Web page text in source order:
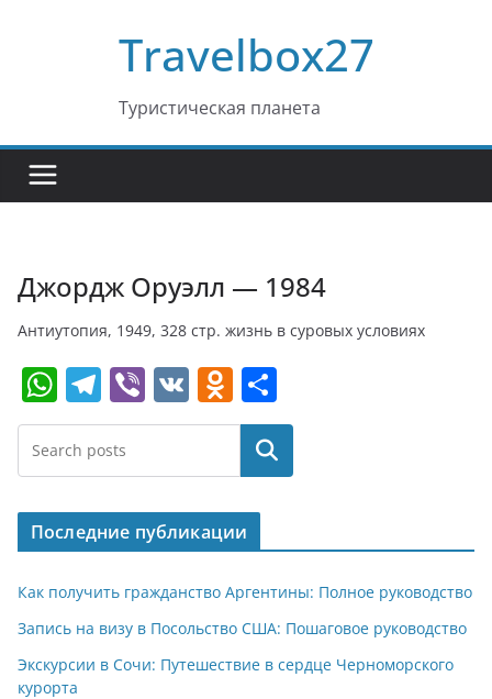
Travelbox27
Туристическая планета
Джордж Оруэлл — 1984
Антиутопия, 1949, 328 стр. жизнь в суровых условиях
W
h
at
s
A
p
p
T
el
e
gr
a
m
Vi
b
V
K
O
d
o
kl
a
ss
ni
ki
т
п
р
в
и
т
ь
Поиск
Последние публикации
Как получить гражданство Аргентины: Полное руководство
Запись на визу в Посольство США: Пошаговое руководство
Экскурсии в Сочи: Путешествие в сердце Черноморского
курорта